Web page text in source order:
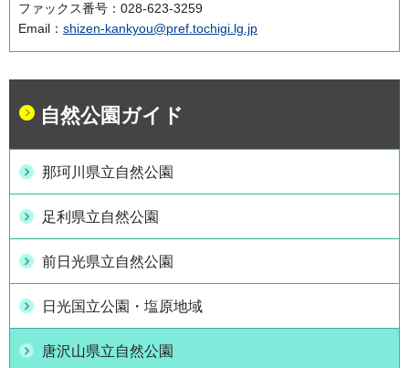
ファックス番号：028-623-3259
Email： shizen-kankyou@pref.tochigi.lg.jp
自然公園ガイド
那珂川県立自然公園
足利県立自然公園
前日光県立自然公園
日光国立公園・塩原地域
唐沢山県立自然公園